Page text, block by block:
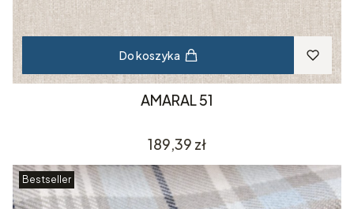
Do koszyka
AMARAL 51
Cena
189,39 zł
Bestseller